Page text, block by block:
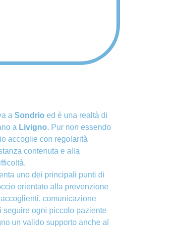
a Sondrio ed è una realtà di
a Livigno. Pur non essendo
accoglie con regolarità
contenuta e alla
uno dei principali punti di
orientato alla prevenzione
comunicazione
seguire ogni piccolo paziente
un valido supporto anche al